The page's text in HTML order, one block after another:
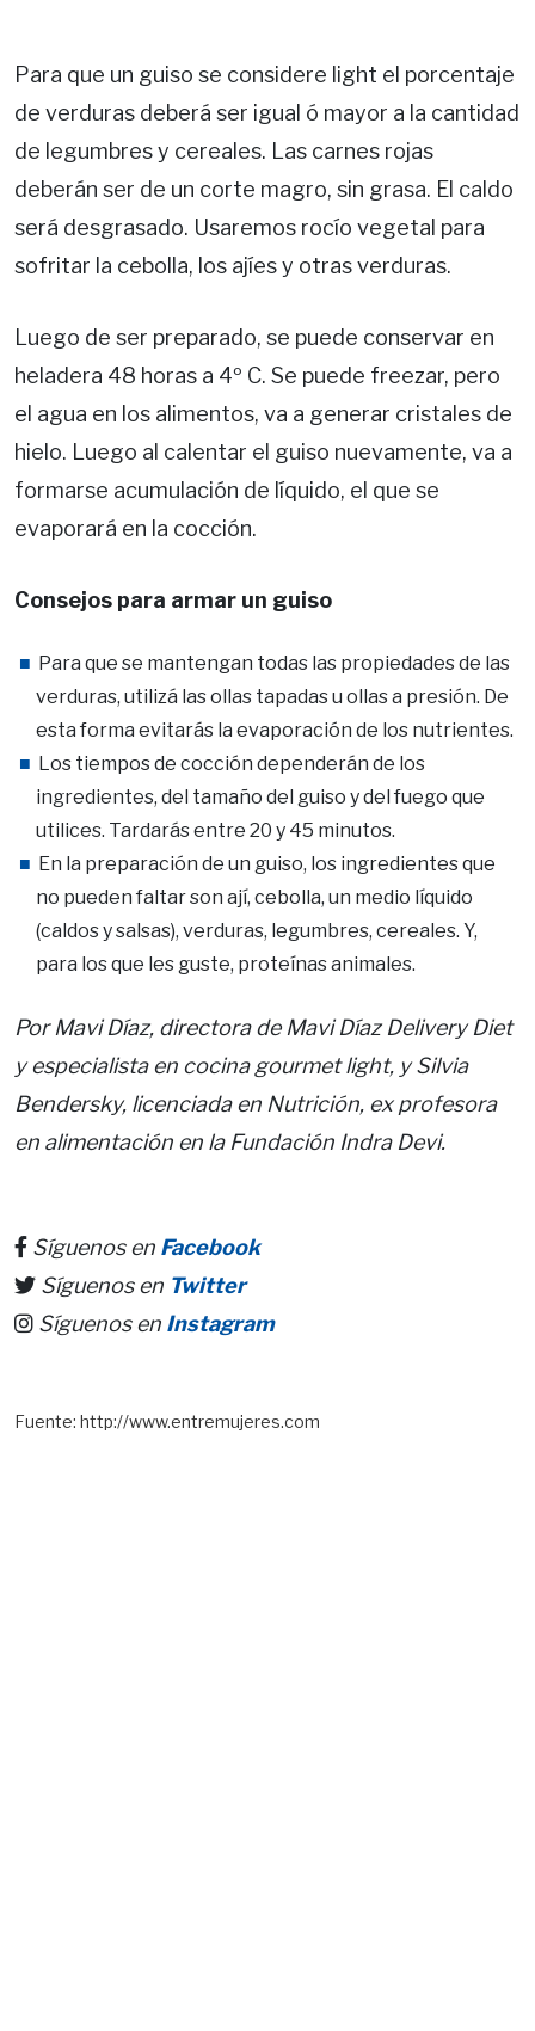
Para que un guiso se considere light el porcentaje
de verduras deberá ser igual ó mayor a la cantidad
de legumbres y cereales. Las carnes rojas
deberán ser de un corte magro, sin grasa. El caldo
será desgrasado. Usaremos rocío vegetal para
sofritar la cebolla, los ajíes y otras verduras.
Luego de ser preparado, se puede conservar en
heladera 48 horas a 4º C. Se puede freezar, pero
el agua en los alimentos, va a generar cristales de
hielo. Luego al calentar el guiso nuevamente, va a
formarse acumulación de líquido, el que se
evaporará en la cocción.
Consejos para armar un guiso
Para que se mantengan todas las propiedades de las
verduras, utilizá las ollas tapadas u ollas a presión. De
esta forma evitarás la evaporación de los nutrientes.
Los tiempos de cocción dependerán de los
ingredientes, del tamaño del guiso y del fuego que
utilices. Tardarás entre 20 y 45 minutos.
En la preparación de un guiso, los ingredientes que
no pueden faltar son ají, cebolla, un medio líquido
(caldos y salsas), verduras, legumbres, cereales. Y,
para los que les guste, proteínas animales.
Por Mavi Díaz, directora de Mavi Díaz Delivery Diet
y especialista en cocina gourmet light, y Silvia
Bendersky, licenciada en Nutrición, ex profesora
en alimentación en la Fundación Indra Devi.
Síguenos en Facebook
Síguenos en Twitter
Síguenos en Instagram
Fuente: http://www.entremujeres.com